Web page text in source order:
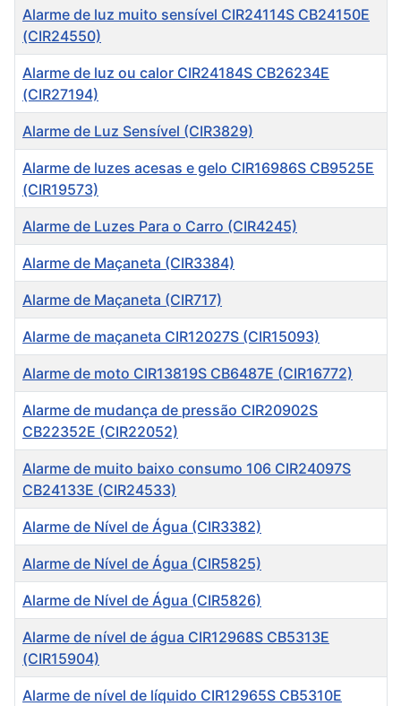
Alarme de luz muito sensível CIR24114S CB24150E
(CIR24550)
Alarme de luz ou calor CIR24184S CB26234E
(CIR27194)
Alarme de Luz Sensível (CIR3829)
Alarme de luzes acesas e gelo CIR16986S CB9525E
(CIR19573)
Alarme de Luzes Para o Carro (CIR4245)
Alarme de Maçaneta (CIR3384)
Alarme de Maçaneta (CIR717)
Alarme de maçaneta CIR12027S (CIR15093)
Alarme de moto CIR13819S CB6487E (CIR16772)
Alarme de mudança de pressão CIR20902S
CB22352E (CIR22052)
Alarme de muito baixo consumo 106 CIR24097S
CB24133E (CIR24533)
Alarme de Nível de Água (CIR3382)
Alarme de Nível de Água (CIR5825)
Alarme de Nível de Água (CIR5826)
Alarme de nível de água CIR12968S CB5313E
(CIR15904)
Alarme de nível de líquido CIR12965S CB5310E